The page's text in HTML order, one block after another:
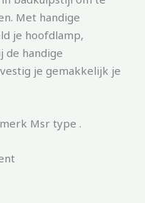
Met handige
je hoofdlamp,
de handige
je gemakkelijk je
Msr type .